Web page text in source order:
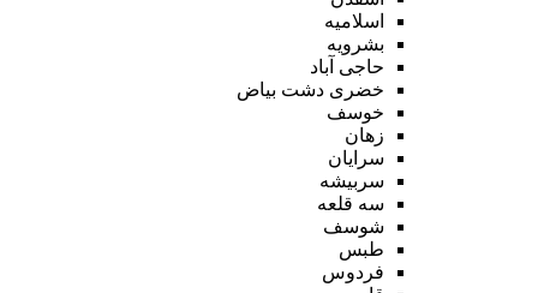
اسلامیه
بشرویه
حاجی آباد
خضری دشت بیاض
خوسف
زهان
سرایان
سربیشه
سه قلعه
شوسف
طبس
فردوس